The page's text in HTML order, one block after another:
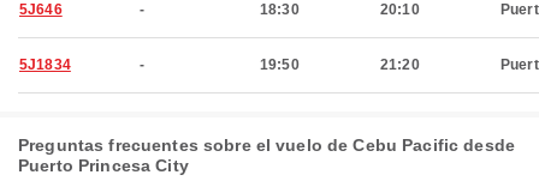
5J646 - 18:30 20:10
5J1834 - 19:50 21:20
Preguntas frecuentes sobre el vuelo de Cebu Pacific desde
Puerto Princesa City